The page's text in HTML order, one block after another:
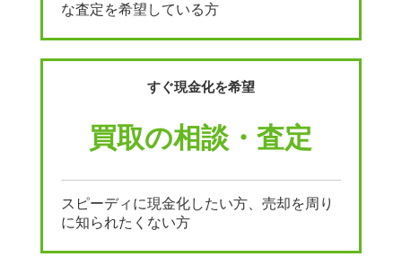
な査定を希望している方
すぐ現金化を希望
買取の相談・査定
スピーディに現金化したい方、売却を周り
に知られたくない方